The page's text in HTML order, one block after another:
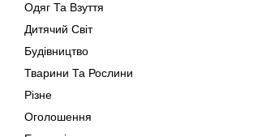
Одяг Та Взуття
Дитячий Світ
Будівництво
Тварини Та Рослини
Різне
Оголошення